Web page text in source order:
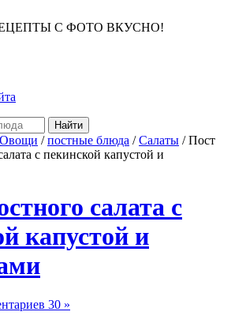
С ФОТО ВКУСНО!
Овощи /постные блюда /Салаты / Пост
с пекинской капустой и
салата с
капустой и
30 »